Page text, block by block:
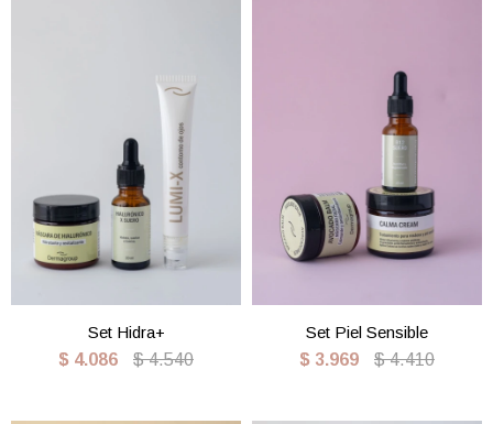
Set Hidra+
$ 4.086 $ 4.540
Set Piel Sensible
$ 3.969 $ 4.410